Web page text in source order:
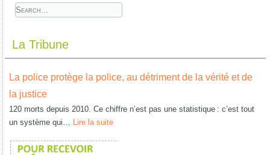
La Tribune
La police protège la police, au détriment de la vérité et de
la justice
120 morts depuis 2010. Ce chiffre n’est pas une statistique : c’est tout
un système qui… Lire la suite